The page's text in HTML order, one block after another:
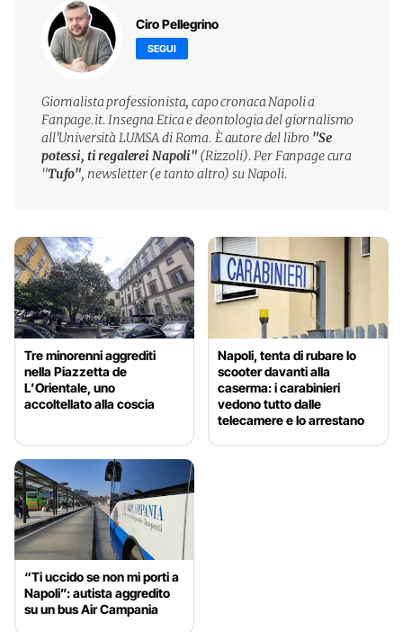
Ciro Pellegrino
SEGUI
Giornalista professionista, capo cronaca Napoli a
Fanpage.it. Insegna Etica e deontologia del giornalismo
all'Università LUMSA di Roma. È autore del libro "Se
potessi, ti regalerei Napoli"(Rizzoli). Per Fanpage cura
"Tufo", newsletter (e tanto altro) su Napoli.
Tre minorenni aggrediti
nella Piazzetta de
L’Orientale, uno
accoltellato alla coscia
Napoli, tenta di rubare lo
scooter davanti alla
caserma: i carabinieri
vedono tutto dalle
telecamere e lo arrestano
“Ti uccido se non mi porti a
Napoli”: autista aggredito
su un bus Air Campania